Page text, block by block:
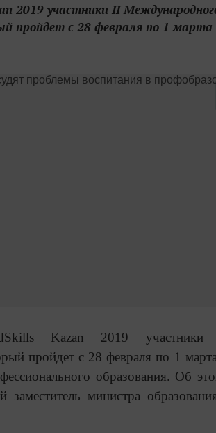
2019 участники II
пройдет с 28 февраля по 1
Kazan 2019 участники
пройдет с 28 февраля по 1 марта
образования. Об
министра